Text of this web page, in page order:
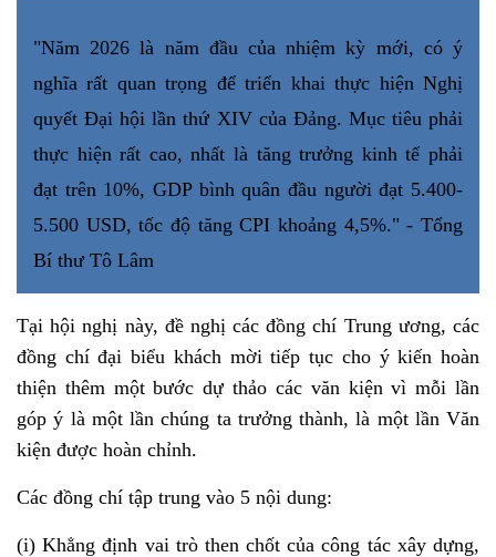
"Năm 2026 là năm đầu của nhiệm kỳ mới, có ý
nghĩa rất quan trọng để triển khai thực hiện Nghị
quyết Đại hội lần thứ XIV của Đảng. Mục tiêu phải
thực hiện rất cao, nhất là tăng trưởng kinh tế phải
đạt trên 10%, GDP bình quân đầu người đạt 5.400-
5.500 USD, tốc độ tăng CPI khoảng 4,5%." - Tổng
Bí thư Tô Lâm
Tại hội nghị này, đề nghị các đồng chí Trung ương, các
đồng chí đại biểu khách mời tiếp tục cho ý kiến hoàn
thiện thêm một bước dự thảo các văn kiện vì mỗi lần
góp ý là một lần chúng ta trưởng thành, là một lần Văn
kiện được hoàn chỉnh.
Các đồng chí tập trung vào 5 nội dung:
(i) Khẳng định vai trò then chốt của công tác xây dựng,